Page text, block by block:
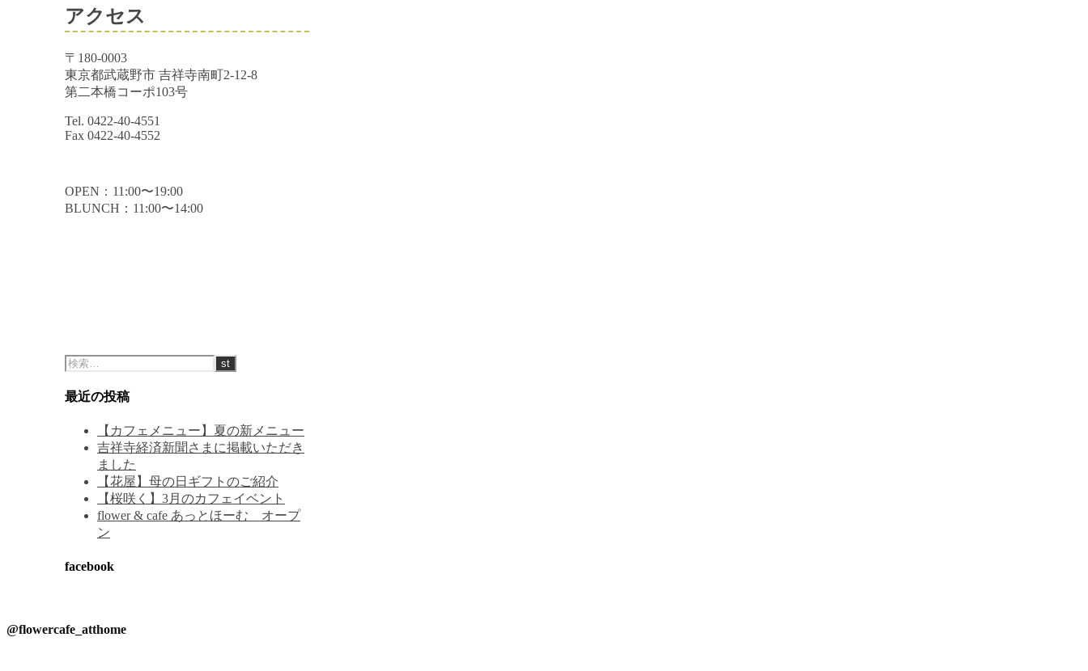
アクセス
〒180-0003
東京都武蔵野市 吉祥寺南町2-12-8
第二本橋コーポ103号
Tel. 0422-40-4551
Fax 0422-40-4552
OPEN：11:00〜19:00
BLUNCH：11:00〜14:00
最近の投稿
【カフェメニュー】夏の新メニュー
吉祥寺経済新聞さまに掲載いただき
ました
【花屋】母の日ギフトのご紹介
【桜咲く】3月のカフェイベント
flower & cafe あっとほーむ オープ
ン
facebook
@flowercafe_atthome